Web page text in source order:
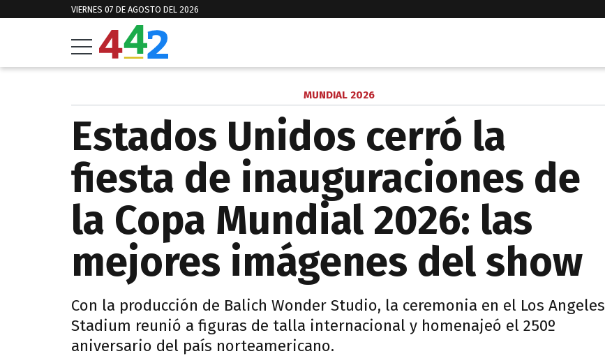
VIERNES 07 DE AGOSTO DEL 2026
MUNDIAL 2026
Estados Unidos cerró la
fiesta de inauguraciones de
la Copa Mundial 2026: las
mejores imágenes del show
Con la producción de Balich Wonder Studio, la ceremonia en el Los Angeles
Stadium reunió a figuras de talla internacional y homenajeó el 250º
aniversario del país norteamericano.